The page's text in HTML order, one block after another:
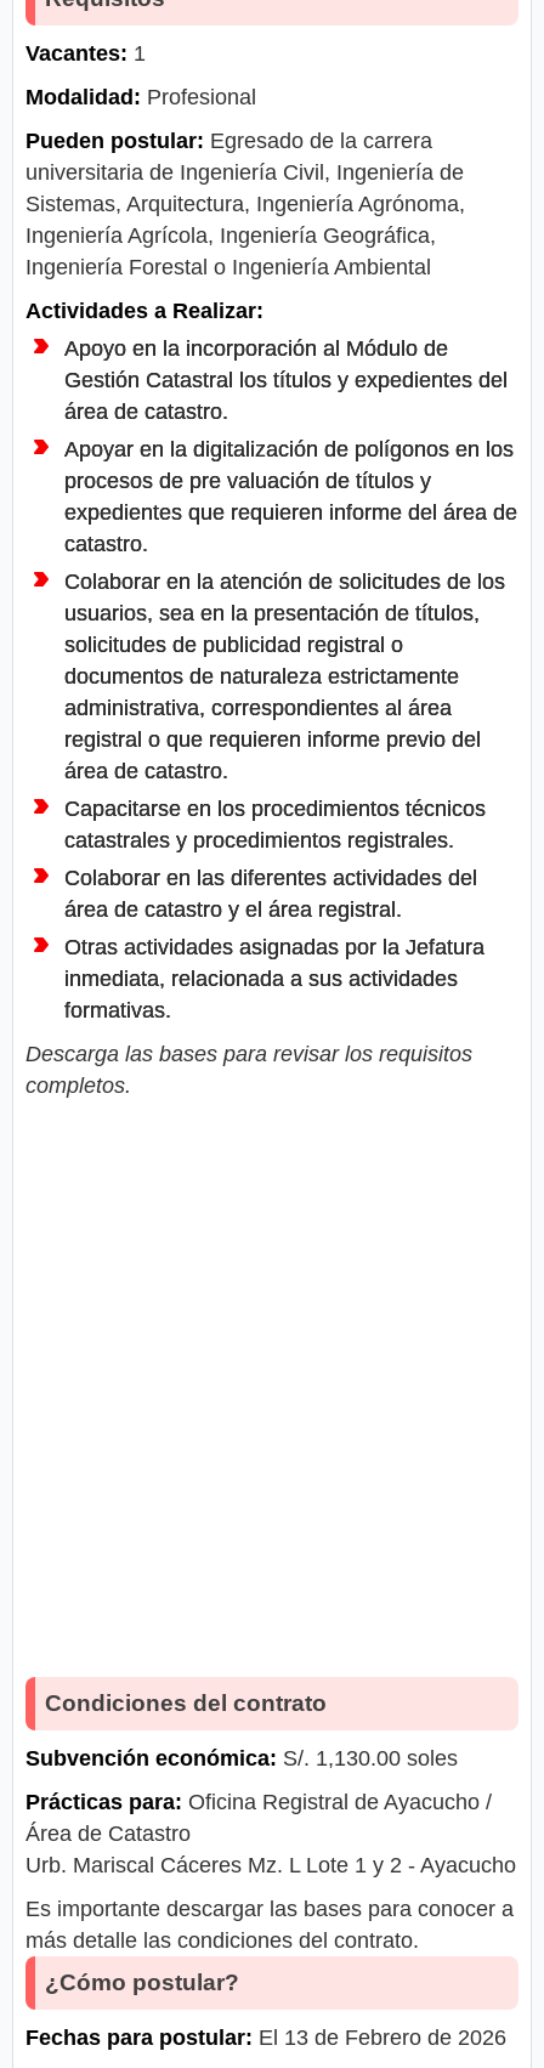
Vacantes: 1
Modalidad: Profesional
Pueden postular: Egresado de la carrera
universitaria de Ingeniería Civil, Ingeniería de
Sistemas, Arquitectura, Ingeniería Agrónoma,
Ingeniería Agrícola, Ingeniería Geográfica,
Ingeniería Forestal o Ingeniería Ambiental
Actividades a Realizar:
Apoyo en la incorporación al Módulo de
Gestión Catastral los títulos y expedientes del
área de catastro.
Apoyar en la digitalización de polígonos en los
procesos de pre valuación de títulos y
expedientes que requieren informe del área de
catastro.
Colaborar en la atención de solicitudes de los
usuarios, sea en la presentación de títulos,
solicitudes de publicidad registral o
documentos de naturaleza estrictamente
administrativa, correspondientes al área
registral o que requieren informe previo del
área de catastro.
Capacitarse en los procedimientos técnicos
catastrales y procedimientos registrales.
Colaborar en las diferentes actividades del
área de catastro y el área registral.
Otras actividades asignadas por la Jefatura
inmediata, relacionada a sus actividades
formativas.
Descarga las bases para revisar los requisitos
completos.
Condiciones del contrato
Subvención económica: S/. 1,130.00 soles
Prácticas para: Oficina Registral de Ayacucho /
Área de Catastro
Urb. Mariscal Cáceres Mz. L Lote 1 y 2 - Ayacucho
Es importante descargar las bases para conocer a
más detalle las condiciones del contrato.
¿Cómo postular?
Fechas para postular: El 13 de Febrero de 2026